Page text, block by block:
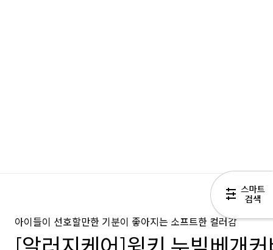
아이들이 선호할만한 기분이 좋아지는 소프트한 컬러감